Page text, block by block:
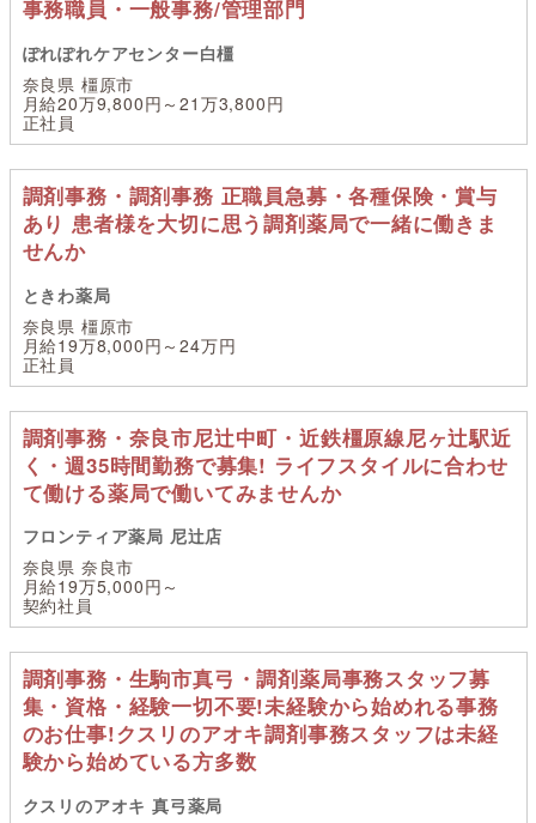
事務職員・一般事務/管理部門
ぽれぽれケアセンター白橿
奈良県 橿原市
月給20万9,800円～21万3,800円
正社員
調剤事務・調剤事務 正職員急募・各種保険・賞与
あり 患者様を大切に思う調剤薬局で一緒に働きま
せんか
ときわ薬局
奈良県 橿原市
月給19万8,000円～24万円
正社員
調剤事務・奈良市尼辻中町・近鉄橿原線尼ヶ辻駅近
く・週35時間勤務で募集! ライフスタイルに合わせ
て働ける薬局で働いてみませんか
フロンティア薬局 尼辻店
奈良県 奈良市
月給19万5,000円～
契約社員
調剤事務・生駒市真弓・調剤薬局事務スタッフ募
集・資格・経験一切不要!未経験から始めれる事務
のお仕事!クスリのアオキ調剤事務スタッフは未経
験から始めている方多数
クスリのアオキ 真弓薬局